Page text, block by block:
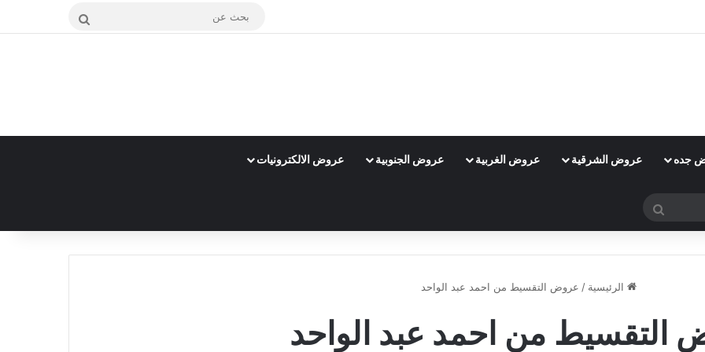
بحث
جده عروض الشرقية عروض الغربية عروض الجنوبية عروض الالكترونيات
بحث
الرئيسية / عروض التقسيط من احمد عبد الواحد
التقسيط من احمد عبد الواحد